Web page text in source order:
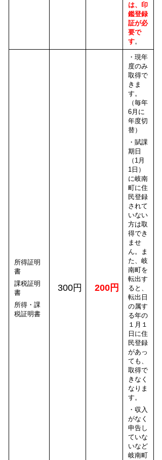
は、印
鑑登録
証が必
要で
す。
所得証明
書
課税証明
書
所得・課
税証明書
300円 200円
・現年
度のみ
取得で
きま
す。
（毎年
6月に
年度切
替）
・賦課
期日
（1月
1日）
に岐南
町に住
民登録
されて
いない
方は取
得でき
ませ
ん。ま
た、岐
南町を
転出す
ると、
転出日
の属す
る年の
１月１
日に住
民登録
があっ
ても、
取得で
きなく
なりま
す。
・収入
がなく
申告し
ていな
いなど
岐南町